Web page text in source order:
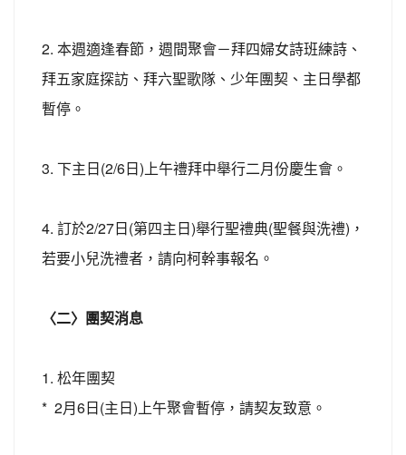
2. 本週適逢春節，週間聚會－拜四婦女詩班練詩、
拜五家庭探訪、拜六聖歌隊、少年團契、主日學都
暫停。
3. 下主日(2/6日)上午禮拜中舉行二月份慶生會。
4. 訂於2/27日(第四主日)舉行聖禮典(聖餐與洗禮)，
若要小兒洗禮者，請向柯幹事報名。
〈二〉團契消息
1. 松年團契
* 2月6日(主日)上午聚會暫停，請契友致意。